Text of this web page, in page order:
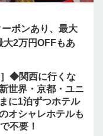
ポンあり、最大
大2万円OFFもあ
］◆関西に行くな
世界・京都・ユニ
に1泊ずつホテル
オシャレホテルも
不要！